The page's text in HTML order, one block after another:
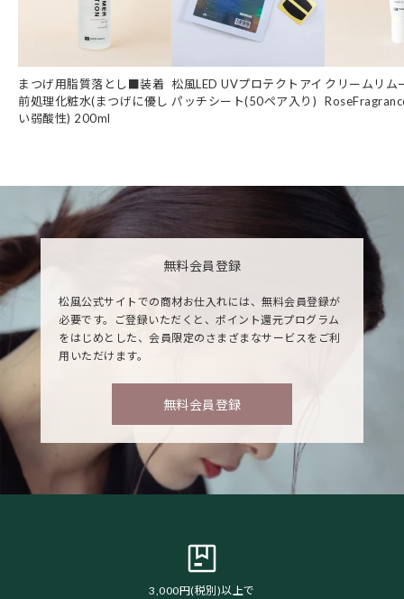
まつげ用脂質落とし■装着
前処理化粧水(まつげに優し
い弱酸性) 200ml
松風LED UVプロテクトアイ
パッチシート(50ペア入り)
クリームリム
無料会員登録
松風公式サイトでの商材お仕入れには、無料会員登録が
必要です。ご登録いただくと、ポイント還元プログラム
をはじめとした、会員限定のさまざまなサービスをご利
用いただけます。
無料会員登録
3,000円(税別)以上で